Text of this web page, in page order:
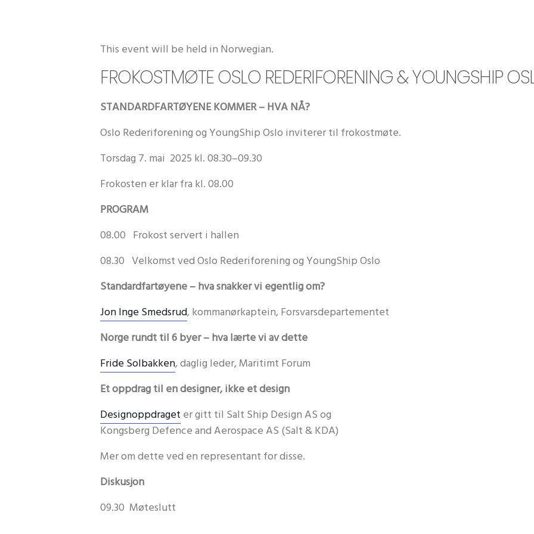
This event will be held in Norwegian.
FROKOSTMØTE OSLO REDERIFORENING & YOUNGSHIP
STANDARDFARTØYENE KOMMER – HVA NÅ?
Oslo Rederiforening og YoungShip Oslo inviterer til frokostmøte.
Torsdag 7. mai 2025 kl. 08.30–09.30
Frokosten er klar fra kl. 08.00
PROGRAM
08.00 Frokost servert i hallen
08.30 Velkomst ved Oslo Rederiforening og YoungShip Oslo
Standardfartøyene – hva snakker vi egentlig om?
Jon Inge Smedsrud, kommanørkaptein, Forsvarsdepartementet
Norge rundt til 6 byer – hva lærte vi av dette
Fride Solbakken, daglig leder, Maritimt Forum
Et oppdrag til en designer, ikke et design
Designoppdraget er gitt til Salt Ship Design AS og
Kongsberg Defence and Aerospace AS (Salt & KDA)
Mer om dette ved en representant for disse.
Diskusjon
09.30 Møteslutt